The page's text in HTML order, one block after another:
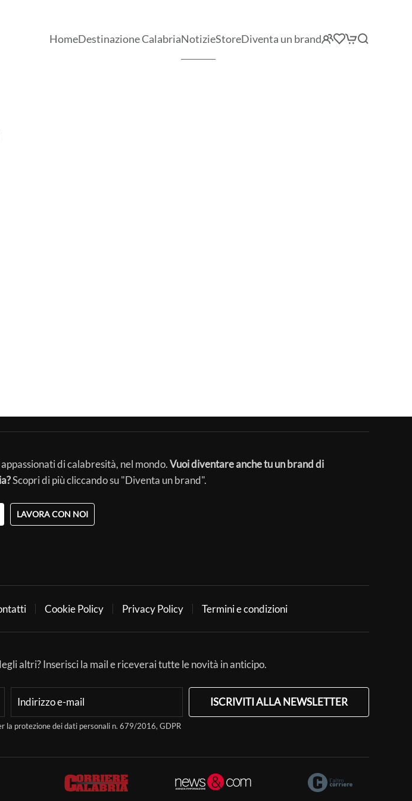
HomeDestinazione CalabriaNotizieStoreDiventa un brand
di calabresità, nel mondo.Vuoi diventare anche tu un brand di
Scopri di più cliccando su "Diventa un brand".
LAVORA CON NOI
Cookie Policy Privacy Policy Termini e condizioni
altri? Inserisci la mail e riceverai tutte le novità in anticipo.
ISCRIVITI ALLA NEWSLETTER
la protezione dei dati personali n. 679/2016, GDPR